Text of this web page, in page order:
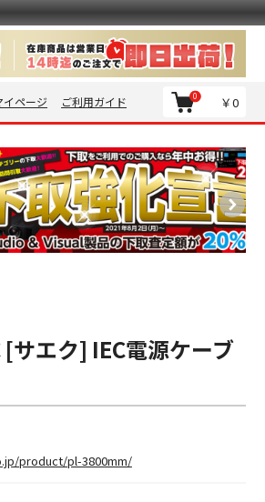
イページ ご利用ガイド ￥0
0
エク] IEC電源ケーブ
product/pl-3800mm/